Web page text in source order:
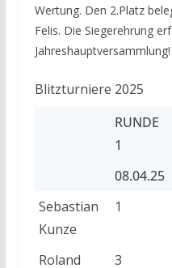
Wertung. Den 2.Platz
Felis. Die Siegerehrung
Jahreshauptversammlung!
Blitzturniere 2025
RUNDE
1
08.04.25
RUNDE
08.04.25
Sebastian
Kunze
1
Roland
3